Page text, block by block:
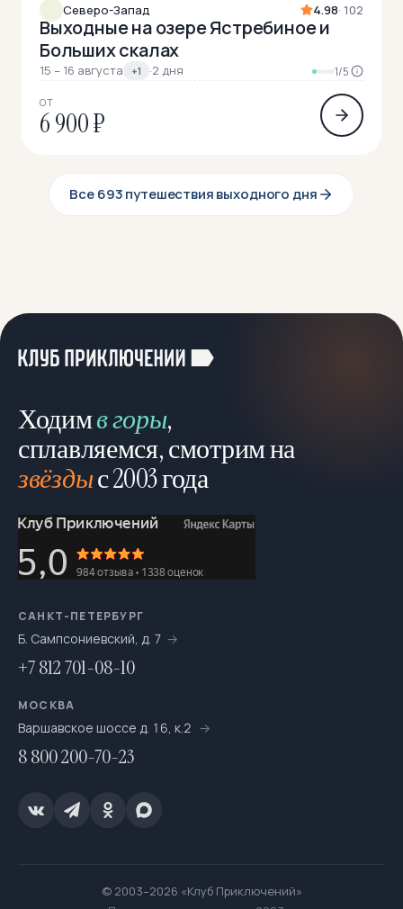
Северо-Запад 4.98· 102
Выходные на озере Ястребиное и
Больших скалах
15 – 16 августа +1 ·2 дня 1/5
ОТ
6 900 ₽
Все 693 путешествия выходного дня
Ходимв горы,
сплавляемся, смотрим на
звёздыс 2003 года
САНКТ-ПЕТЕРБУРГ
Б. Сампсониевский, д. 7
+7 812 701-08-10
МОСКВА
Варшавское шоссе д. 16, к.2
8 800 200-70-23
© 2003–2026 «Клуб Приключений»